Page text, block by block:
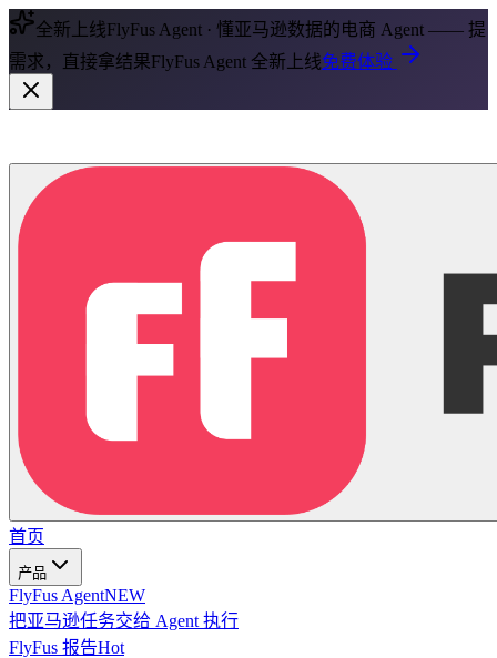
全新上线FlyFus Agent · 懂亚马逊数据的电商 Agent —— 提
需求，直接拿结果FlyFus Agent 全新上线免费体验
首页
产品
FlyFus AgentNEW
把亚马逊任务交给 Agent 执行
FlyFus 报告Hot